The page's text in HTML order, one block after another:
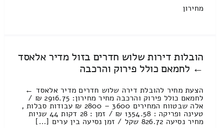
מחירון
הובלות דירות שלוש חדרים בזול מדיר אלאסד
← לחמאם כולל פירוק והרכבה
הצעת מחיר להובלת דירה שלוש חדרים מדיר אלאסד ←
לחמאם כולל פירוק והרכבה מחיר מחירון: 2916.75 ₪ /
אלה שבטווח המחירים 3600 – 2800 ₪ עבודות סבלות ,
טעינה ופריקה : 1354.58 ₪ / זמן : 28 דקות 44 שניות
מחיר נסיעה 826.72 שקל / זמן נסיעה בין ערים [...]